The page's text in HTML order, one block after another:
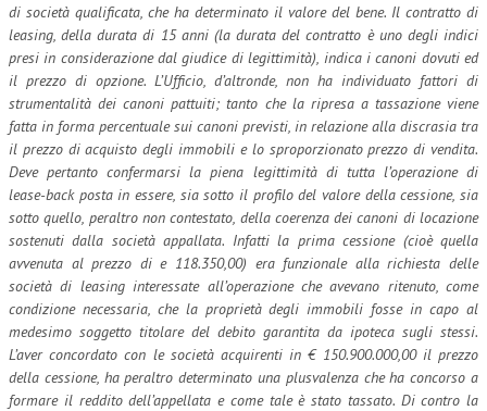
di società qualificata, che ha determinato il valore del bene. Il contratto di
leasing, della durata di 15 anni (la durata del contratto è uno degli indici
presi in considerazione dal giudice di legittimità), indica i canoni dovuti ed
il prezzo di opzione. L’Ufficio, d’altronde, non ha individuato fattori di
strumentalità dei canoni pattuiti; tanto che la ripresa a tassazione viene
fatta in forma percentuale sui canoni previsti, in relazione alla discrasia tra
il prezzo di acquisto degli immobili e lo sproporzionato prezzo di vendita.
Deve pertanto confermarsi la piena legittimità di tutta l’operazione di
lease-back posta in essere, sia sotto il profilo del valore della cessione, sia
sotto quello, peraltro non contestato, della coerenza dei canoni di locazione
sostenuti dalla società appallata. Infatti la prima cessione (cioè quella
avvenuta al prezzo di e 118.350,00) era funzionale alla richiesta delle
società di leasing interessate all’operazione che avevano ritenuto, come
condizione necessaria, che la proprietà degli immobili fosse in capo al
medesimo soggetto titolare del debito garantita da ipoteca sugli stessi.
L’aver concordato con le società acquirenti in € 150.900.000,00 il prezzo
della cessione, ha peraltro determinato una plusvalenza che ha concorso a
formare il reddito dell’appellata e come tale è stato tassato. Di contro la